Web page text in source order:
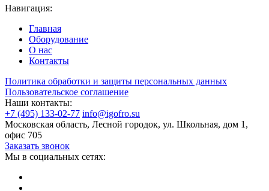
Навигация:
Главная
Оборудование
О нас
Контакты
Политика обработки и защиты персональных данных
Пользовательское соглашение
Наши контакты:
+7 (495) 133-02-77 info@igofro.su
Московская область, Лесной городок, ул. Школьная, дом 1,
офис 705
Заказать звонок
Мы в социальных сетях: